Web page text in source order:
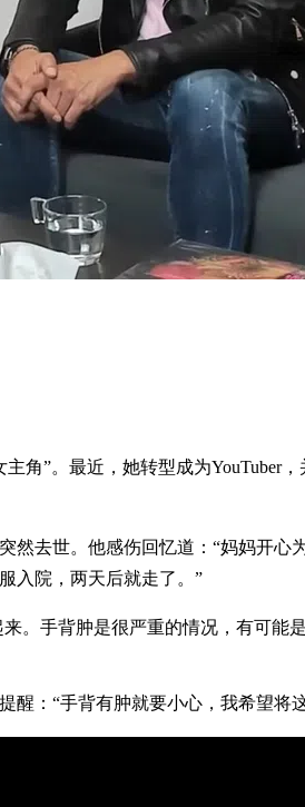
角”。最近，她转型成为YouTuber
去世。他感伤回忆道：“妈妈开
入院，两天后就走了。”
。手背肿是很严重的情况，有可能
醒：“手背有肿就要小心，我希望将